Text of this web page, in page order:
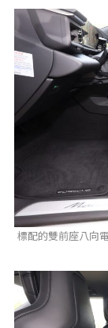
標配的雙前座八向